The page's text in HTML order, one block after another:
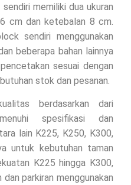
sendiri memiliki dua ukuran
cm dan ketebalan 8 cm.
sendiri menggunakan
beberapa bahan lainnya
sesuai dengan
stok dan pesanan.
berdasarkan dari
spesifikasi dan
lain K225, K250, K300,
untuk kebutuhan taman
K225 hingga K300,
parkiran menggunakan